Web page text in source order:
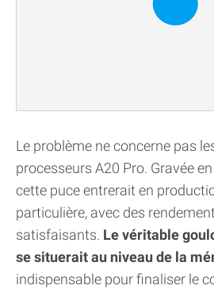
Le problème ne concerne pas
processeurs A20 Pro. Gravée
cette puce entrerait en
particulière, avec des
satisfaisants. Le véritable
se situerait au niveau de la
indispensable pour finaliser le